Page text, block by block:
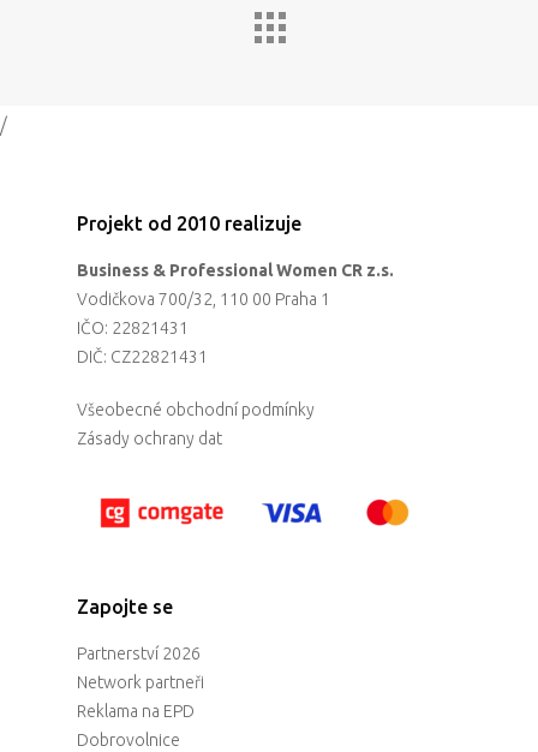
/
Projekt od 2010 realizuje
Business & Professional Women CR z.s.
Vodičkova 700/32, 110 00 Praha 1
IČO: 22821431
DIČ: CZ22821431
Všeobecné obchodní podmínky
Zásady ochrany dat
Zapojte se
Partnerství 2026
Network partneři
Reklama na EPD
Dobrovolnice